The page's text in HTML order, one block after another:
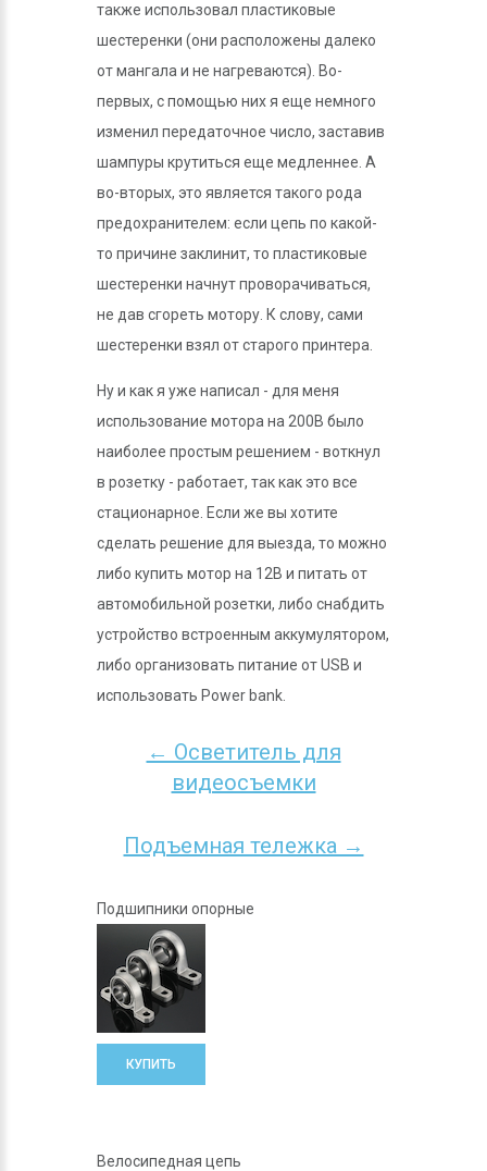
также использовал пластиковые
шестеренки (они расположены далеко
от мангала и не нагреваются). Во-
первых, с помощью них я еще немного
изменил передаточное число, заставив
шампуры крутиться еще медленнее. А
во-вторых, это является такого рода
предохранителем: если цепь по какой-
то причине заклинит, то пластиковые
шестеренки начнут проворачиваться,
не дав сгореть мотору. К слову, сами
шестеренки взял от старого принтера.
Ну и как я уже написал - для меня
использование мотора на 200В было
наиболее простым решением - воткнул
в розетку - работает, так как это все
стационарное. Если же вы хотите
сделать решение для выезда, то можно
либо купить мотор на 12В и питать от
автомобильной розетки, либо снабдить
устройство встроенным аккумулятором,
либо организовать питание от USB и
использовать Power bank.
← Осветитель для
видеосъемки
Подъемная тележка →
Подшипники опорные
КУПИТЬ
Велосипедная цепь